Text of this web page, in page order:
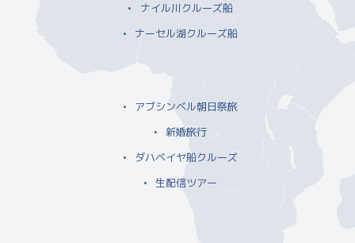
ナイル川クルーズ船
ナーセル湖クルーズ船
アブシンベル朝日祭旅
新婚旅行
ダハベイヤ船クルーズ
生配信ツアー